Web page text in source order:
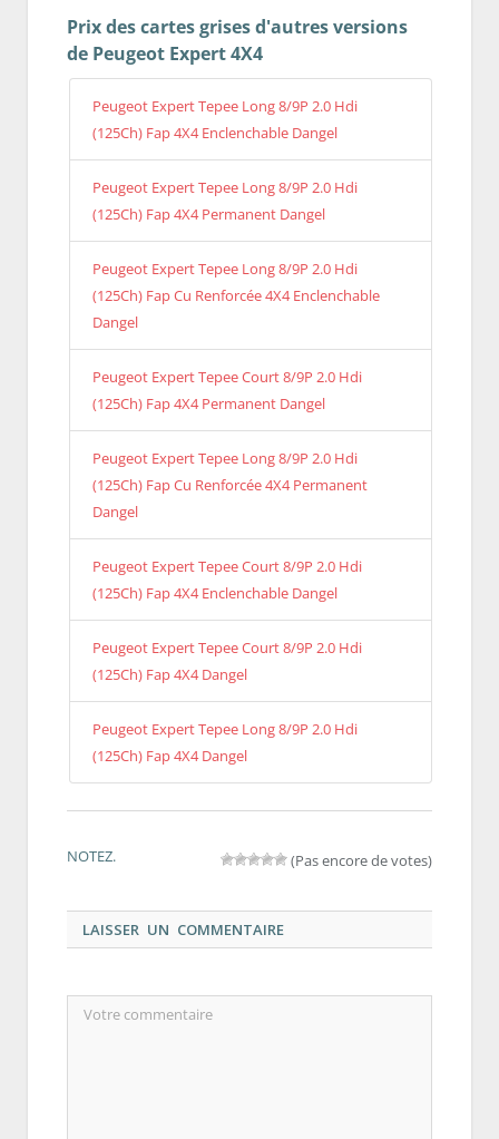
Prix des cartes grises d'autres versions
de Peugeot Expert 4X4
Peugeot Expert Tepee Long 8/9P 2.0 Hdi
(125Ch) Fap 4X4 Enclenchable Dangel
Peugeot Expert Tepee Long 8/9P 2.0 Hdi
(125Ch) Fap 4X4 Permanent Dangel
Peugeot Expert Tepee Long 8/9P 2.0 Hdi
(125Ch) Fap Cu Renforcée 4X4 Enclenchable
Dangel
Peugeot Expert Tepee Court 8/9P 2.0 Hdi
(125Ch) Fap 4X4 Permanent Dangel
Peugeot Expert Tepee Long 8/9P 2.0 Hdi
(125Ch) Fap Cu Renforcée 4X4 Permanent
Dangel
Peugeot Expert Tepee Court 8/9P 2.0 Hdi
(125Ch) Fap 4X4 Enclenchable Dangel
Peugeot Expert Tepee Court 8/9P 2.0 Hdi
(125Ch) Fap 4X4 Dangel
Peugeot Expert Tepee Long 8/9P 2.0 Hdi
(125Ch) Fap 4X4 Dangel
NOTEZ. (Pas encore de votes)
LAISSER UN COMMENTAIRE